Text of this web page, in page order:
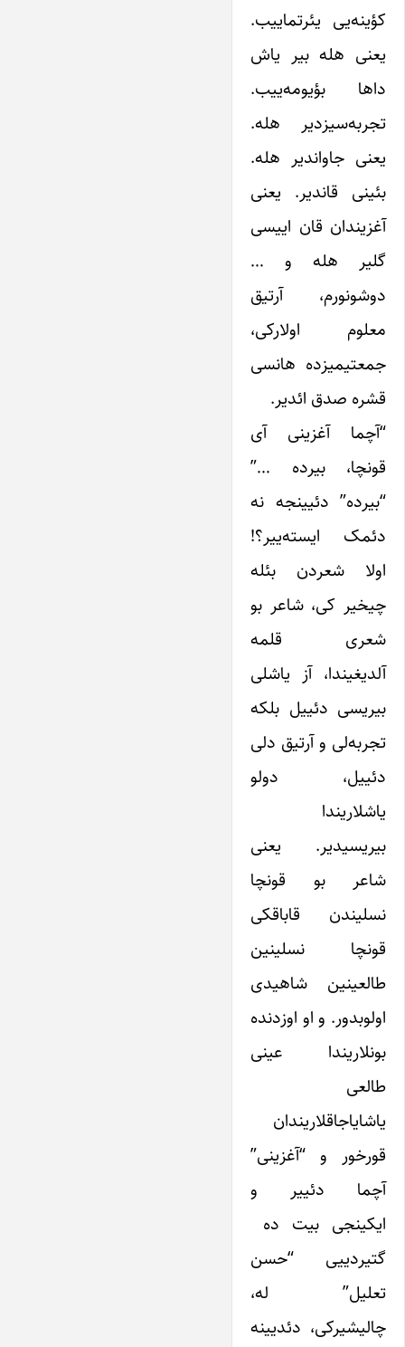
کؤینه‌یی یئرتماییب.
یعنی هله بیر یاش
داها بؤیومه‌ییب.
تجربه‌سیزدیر هله.
یعنی جاواندیر هله.
بئینی قاندیر. یعنی
آغزیندان قان اییسی
گلیر هله و …
دوشونورم، آرتیق
معلوم اولارکی،
جمعتیمیزده هانسی
قشره صدق ائدیر.
“آچما آغزینی آی
قونچا، بیرده …”
“بیرده” دئیینجه نه
دئمک ایسته‌ییر؟!
اولا شعردن بئله
چیخیر کی، شاعر بو
شعری قلمه
آلدیغیندا، آز یاشلی
بیریسی دئییل بلکه
تجربه‌لی و آرتیق دلی
دئییل، دولو
یاشلاریندا
بیریسیدیر. یعنی
شاعر بو قونچا
نسلیندن قاباقکی
قونچا نسلینین
طالعینین شاهیدی
اولوبدور. و او اوزدنده
بونلاریندا عینی
طالعی
یاشایاجاقلاریندان
قورخور و “آغزینی”
آچما دئییر و
ایکینجی بیت ده
گتیردییی “حسن
تعلیل” له،
چالیشیرکی، دئدیینه